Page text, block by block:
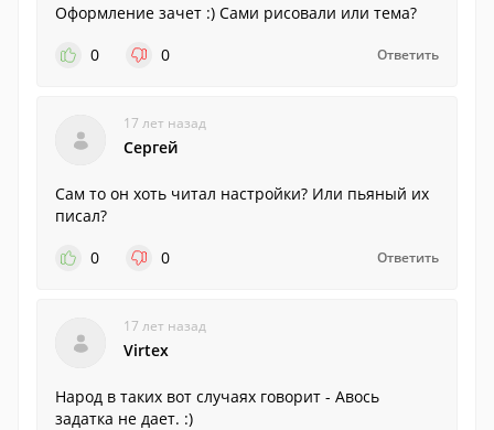
Оформление зачет :) Сами рисовали или тема?
0
0 Ответить
17 лет назад
Сергей
Сам то он хоть читал настройки? Или пьяный их
писал?
0
0 Ответить
17 лет назад
Virtex
Народ в таких вот случаях говорит - Авось
задатка не дает. :)